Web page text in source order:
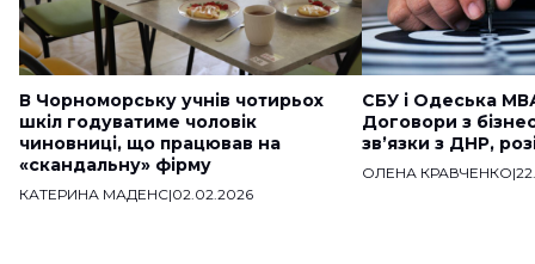
В Чорноморську учнів чотирьох
шкіл годуватиме чоловік
чиновниці, що працював на
«скандальну» фірму
КАТЕРИНА МАДЕНС|02.02.2026
СБУ і Одеська
Договори з
звʼязки з ДНР,
ОЛЕНА КРАВЧЕНКО|